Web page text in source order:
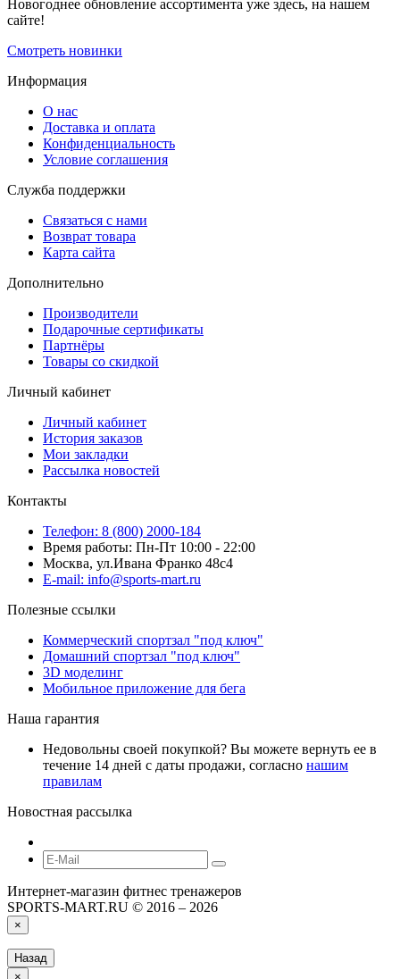
Новогоднее обновление ассортимента уже здесь, на нашем
сайте!
Смотреть новинки
Информация
О нас
Доставка и оплата
Конфиденциальность
Условие соглашения
Служба поддержки
Связаться с нами
Возврат товара
Карта сайта
Дополнительно
Производители
Подарочные сертификаты
Партнёры
Товары со скидкой
Личный кабинет
Личный кабинет
История заказов
Мои закладки
Рассылка новостей
Контакты
Телефон: 8 (800) 2000-184
Время работы: Пн-Пт 10:00 - 22:00
Москва, ул.Ивана Франко 48с4
E-mail: info@sports-mart.ru
Полезные ссылки
Коммерческий спортзал "под ключ"
Домашний спортзал "под ключ"
3D моделинг
Мобильное приложение для бега
Наша гарантия
Недовольны своей покупкой? Вы можете вернуть ее в
течение 14 дней с даты продажи, согласно нашим
правилам
Новостная рассылка
Интернет-магазин фитнес тренажеров
SPORTS-MART.RU © 2016 – 2026
×
Назад